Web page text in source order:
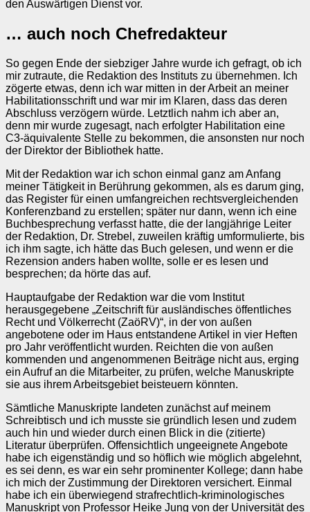
den Auswärtigen Dienst vor.
… auch noch Chefredakteur
So gegen Ende der siebziger Jahre wurde ich gefragt, ob ich
mir zutraute, die Redaktion des Instituts zu übernehmen. Ich
zögerte etwas, denn ich war mitten in der Arbeit an meiner
Habilitationsschrift und war mir im Klaren, dass das deren
Abschluss verzögern würde. Letztlich nahm ich aber an,
denn mir wurde zugesagt, nach erfolgter Habilitation eine
C3-äquivalente Stelle zu bekommen, die ansonsten nur noch
der Direktor der Bibliothek hatte.
Mit der Redaktion war ich schon einmal ganz am Anfang
meiner Tätigkeit in Berührung gekommen, als es darum ging,
das Register für einen umfangreichen rechtsvergleichenden
Konferenzband zu erstellen; später nur dann, wenn ich eine
Buchbesprechung verfasst hatte, die der langjährige Leiter
der Redaktion, Dr. Strebel, zuweilen kräftig umformulierte, bis
ich ihm sagte, ich hätte das Buch gelesen, und wenn er die
Rezension anders haben wollte, solle er es lesen und
besprechen; da hörte das auf.
Hauptaufgabe der Redaktion war die vom Institut
herausgegebene „Zeitschrift für ausländisches öffentliches
Recht und Völkerrecht (ZaöRV)“, in der von außen
angebotene oder im Haus entstandene Artikel in vier Heften
pro Jahr veröffentlicht wurden. Reichten die von außen
kommenden und angenommenen Beiträge nicht aus, erging
ein Aufruf an die Mitarbeiter, zu prüfen, welche Manuskripte
sie aus ihrem Arbeitsgebiet beisteuern könnten.
Sämtliche Manuskripte landeten zunächst auf meinem
Schreibtisch und ich musste sie gründlich lesen und zudem
auch hin und wieder durch einen Blick in die (zitierte)
Literatur überprüfen. Offensichtlich ungeeignete Angebote
habe ich eigenständig und so höflich wie möglich abgelehnt,
es sei denn, es war ein sehr prominenter Kollege; dann habe
ich mich der Zustimmung der Direktoren versichert. Einmal
habe ich ein überwiegend strafrechtlich-kriminologisches
Manuskript von Professor Heike Jung von der Universität des